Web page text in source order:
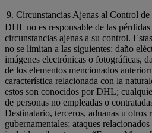
9. Circunstancias Ajenas al Control
DHL no es responsable de las
circunstancias ajenas a su control.
no se limitan a las siguientes: daño
imágenes electrónicas o fotográficas,
de los elementos mencionados
característica relacionada con la
estos son conocidos por DHL;
de personas no empleadas o
Destinatario, terceros, aduanas u otros
gubernamentales; ataques